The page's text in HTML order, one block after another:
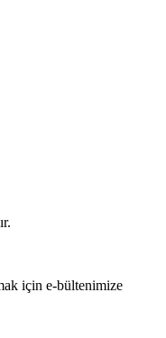
için e-bültenimize